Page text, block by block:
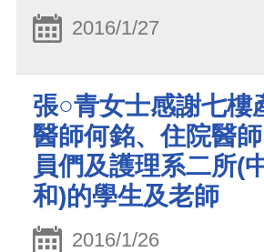
2016/1/27
張○青女士感謝七樓
醫師何銘、住院醫
員們及護理系二所(
和)的學生及老師
2016/1/26